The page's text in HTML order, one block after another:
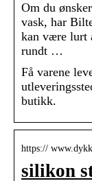
Om du
vask, har
kan være lurt
rundt …
Få varene
butikk.
https://
silikon